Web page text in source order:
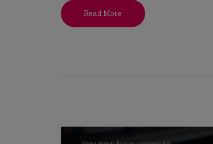
Read More